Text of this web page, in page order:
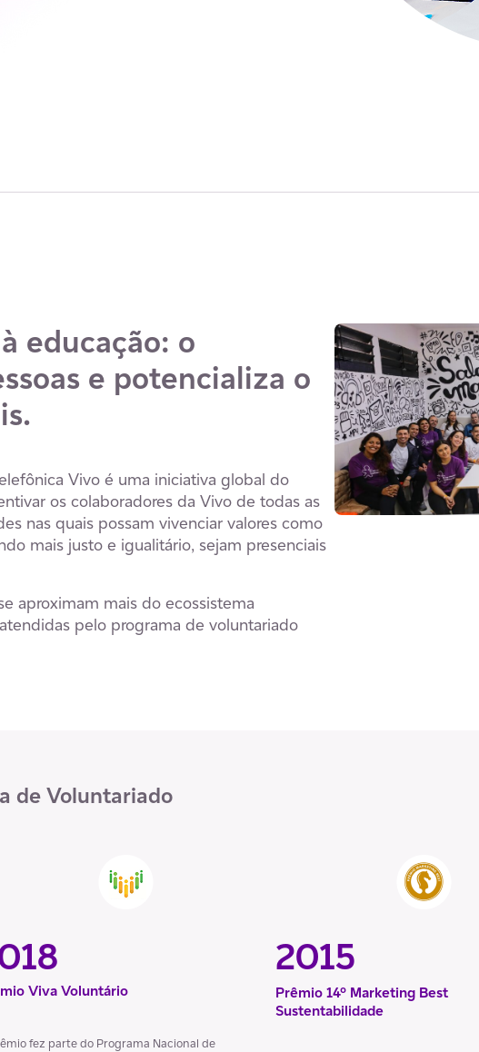
educação: o
e potencializa o
Vivo é uma iniciativa global do
os colaboradores da Vivo de todas as
nas quais possam vivenciar valores como
mais justo e igualitário, sejam presenciais
aproximam mais do ecossistema
pelo programa de voluntariado
de Voluntariado
Viva Voluntário
fez parte do Programa Nacional de
2015
Prêmio 14º Marketing Best
Sustentabilidade